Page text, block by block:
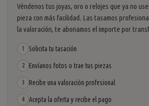
Véndenos tus joyas, oro o relojes que ya no
pieza con más facilidad. Las tasamos
la valoración, te abonamos el importe por
1 Solicita tu tasación
2 Envíanos fotos o trae tus piezas
3 Recibe una valoración profesional
4 Acepta la oferta y recibe el pago